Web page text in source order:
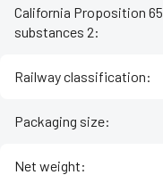
California Proposition 65
substances 2:
Railway classification:
Packaging size:
Net weight: